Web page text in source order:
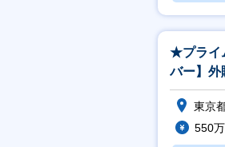
賞与あり
★プライ
バー】外
監査
東京
550